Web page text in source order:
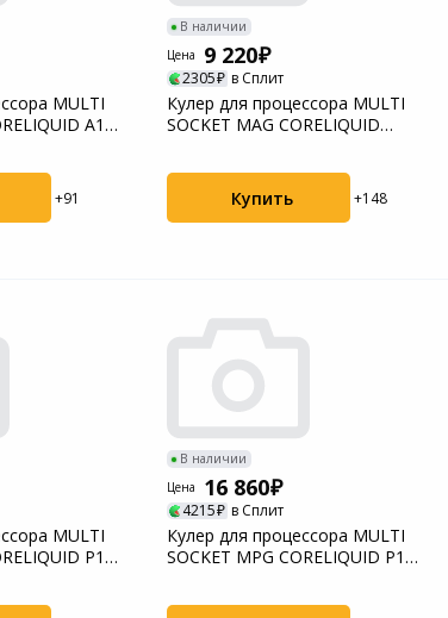
MULTI
A15
+91
В наличии
Цена
9 220
2305 в Сплит
Кулер для процессора MULTI
SOCKET MAG CORELIQUID
Купить +148
MULTI
P13
В наличии
Цена
16 860
4215 в Сплит
Кулер для процессора MULTI
SOCKET MPG CORELIQUID P13